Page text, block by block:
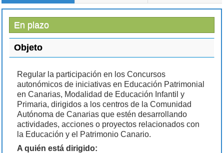
En plazo
Objeto
Regular la participación en los Concursos
autonómicos de iniciativas en Educación Patrimonial
en Canarias, Modalidad de Educación Infantil y
Primaria, dirigidos a los centros de la Comunidad
Autónoma de Canarias que estén desarrollando
actividades, acciones o proyectos relacionados con
la Educación y el Patrimonio Canario.
A quién está dirigido: